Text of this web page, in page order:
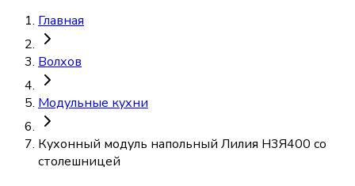
Главная
Волхов
Модульные кухни
Кухонный модуль напольный Лилия Н3Я400 со
столешницей